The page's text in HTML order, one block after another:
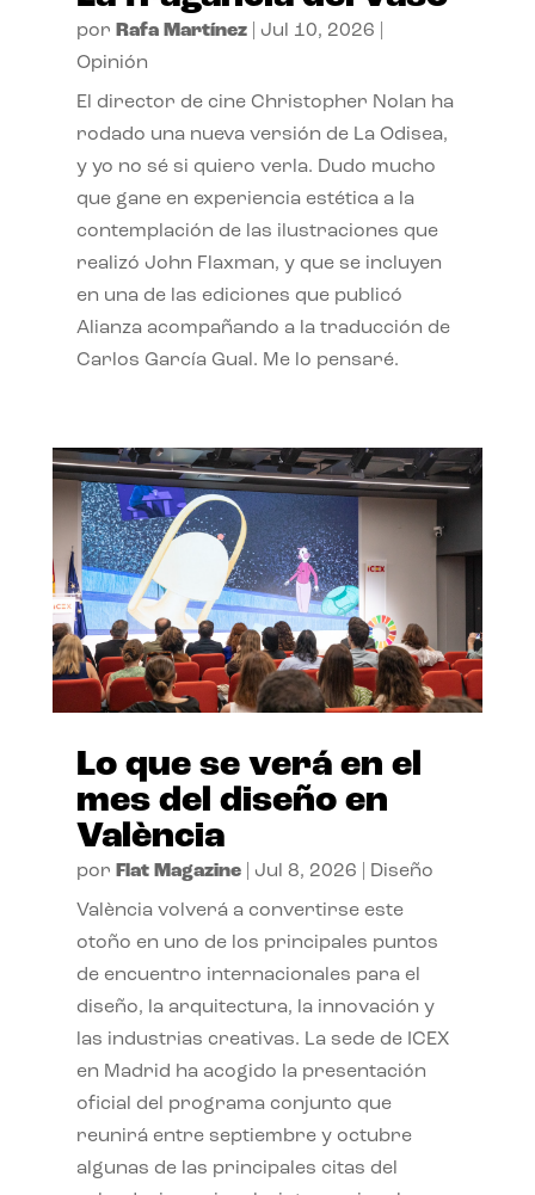
por Rafa Martínez| Jul 10, 2026
Opinión
El director de cine Christopher Nolan ha
rodado una nueva versión de La Odisea,
y yo no sé si quiero verla. Dudo mucho
que gane en experiencia estética a la
contemplación de las ilustraciones que
realizó John Flaxman, y que se incluyen
en una de las ediciones que publicó
Alianza acompañando a la traducción de
Carlos García Gual. Me lo pensaré.
Lo que se verá en el
mes del diseño en
València
por Flat Magazine| Jul 8, 2026 Diseño
València volverá a convertirse este
otoño en uno de los principales puntos
de encuentro internacionales para el
diseño, la arquitectura, la innovación y
las industrias creativas. La sede de ICEX
en Madrid ha acogido la presentación
oficial del programa conjunto que
reunirá entre septiembre y octubre
algunas de las principales citas del